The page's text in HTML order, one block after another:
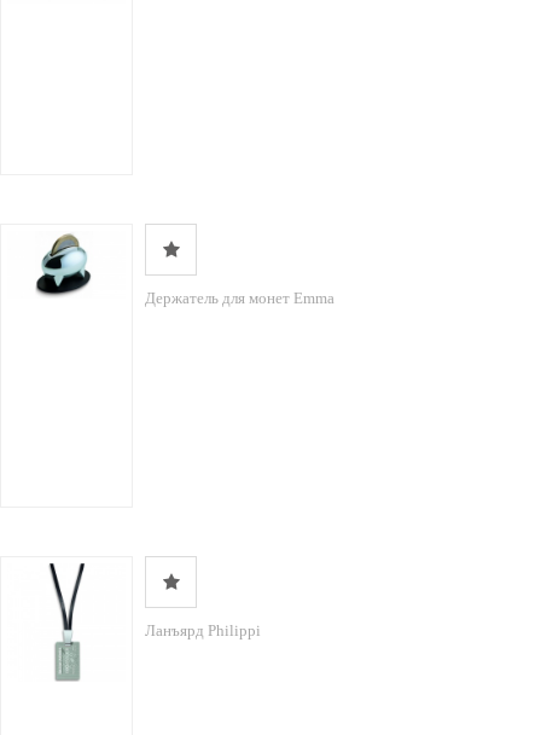
Держатель для монет Emma
Ланъярд Philippi